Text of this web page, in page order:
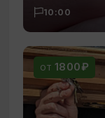
10:00
ОТ 1800₽